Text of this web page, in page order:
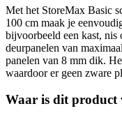
Met het StoreMax Basic
100 cm maak je
bijvoorbeeld een kast,
deurpanelen van
panelen van 8 mm dik.
waardoor er geen zware
Waar is dit product